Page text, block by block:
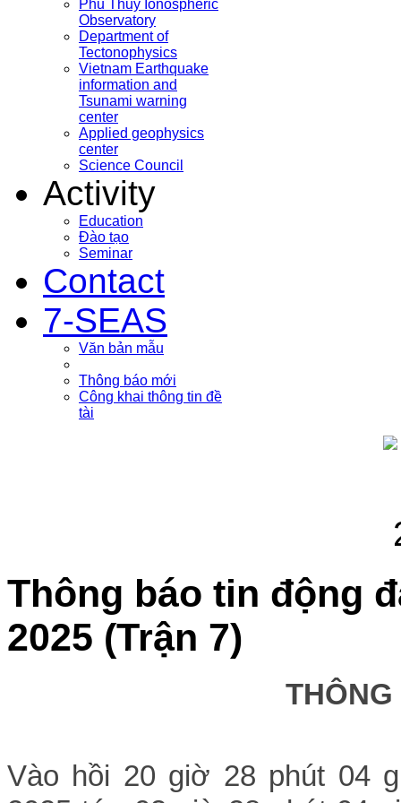
Phu Thuy Ionospheric
Observatory
Department of
Tectonophysics
Vietnam Earthquake
information and
Tsunami warning
center
Applied geophysics
center
Science Council
Activity
Education
Đào tạo
Seminar
Contact
7-SEAS
Văn bản mẫu
Thông báo mới
Công khai thông tin đề
tài
Thông báo tin động
2025 (Trận 7)
Vào hồi 20 giờ 28 phút 04 g